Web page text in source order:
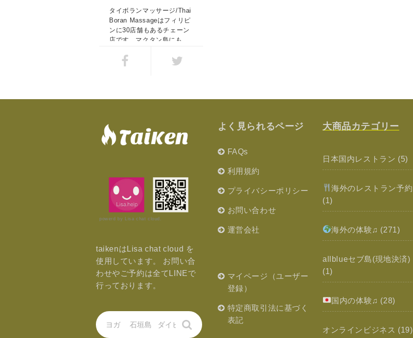
タイボランマッサージ/Thai
Boran Massageはフィリピ
ンに30店舗もあるチェーン
店です。マクタン島にも数
マッサージ/Thai Boran
ます！
powerd by Lisa chat cloud.
taikenはLisa chat cloud を
使用しています。 お問い合
わせやご予約は全てLINEで
行っております。
よく見られるページ
FAQs
利用規約
プライバシーポリシー
お問い合わせ
運営会社
マイページ（ユーザー
登録）
特定商取引法に基づく
表記
大商品カテゴリー
日本国内レストラン (5)
海外のレストラン予約
(1)
海外の体験♫ (271)
allblueセブ島(現地決済)
(1)
国内の体験♫ (28)
オンラインビジネス (19)